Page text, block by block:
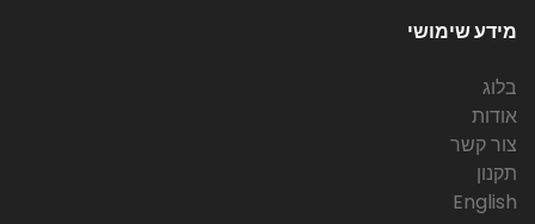
מידע שימושי
בלוג
אודות
צור קשר
תקנון
English